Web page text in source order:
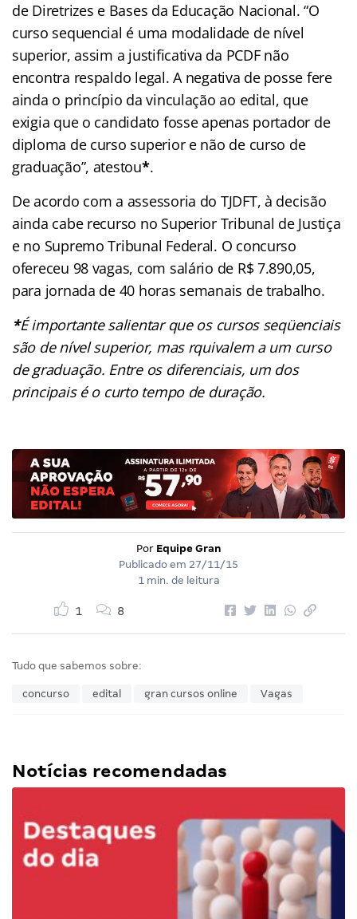
de Diretrizes e Bases da Educação Nacional. “O
curso sequencial é uma modalidade de nível
superior, assim a justificativa da PCDF não
encontra respaldo legal. A negativa de posse fere
ainda o princípio da vinculação ao edital, que
exigia que o candidato fosse apenas portador de
diploma de curso superior e não de curso de
graduação”, atestou*.
De acordo com a assessoria do TJDFT, à decisão
ainda cabe recurso no Superior Tribunal de Justiça
e no Supremo Tribunal Federal. O concurso
ofereceu 98 vagas, com salário de R$ 7.890,05,
para jornada de 40 horas semanais de trabalho.
*É importante salientar que os cursos seqüenciais
são de nível superior, mas rquivalem a um curso
de graduação. Entre os diferenciais, um dos
principais é o curto tempo de duração.
Por Equipe Gran
Publicado em 27/11/15
1 min. de leitura
1 8
Tudo que sabemos sobre:
concurso edital gran cursos online Vagas
Notícias recomendadas